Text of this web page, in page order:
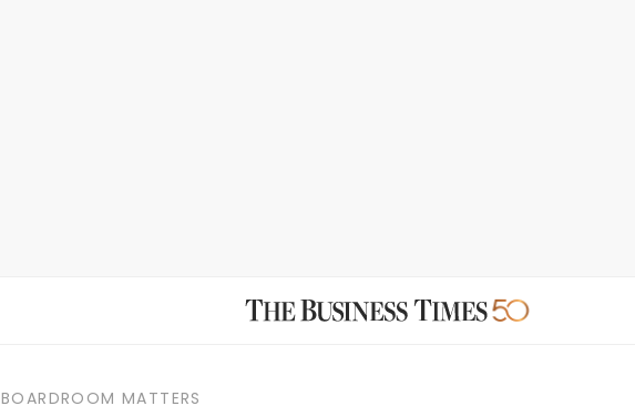
BOARDROOM MATTERS